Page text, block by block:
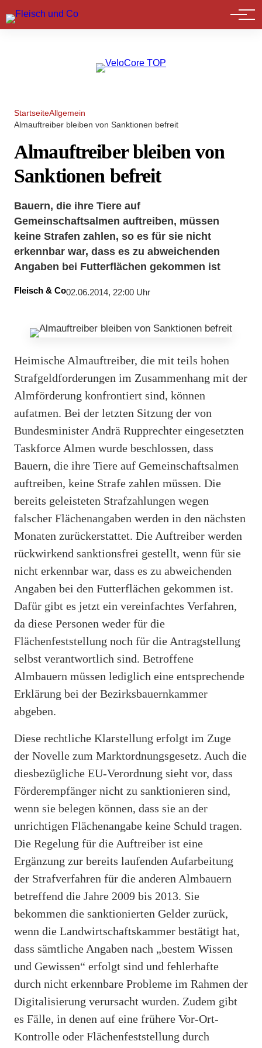
Marktführer
StartseiteAllgemein
Almauftreiber bleiben von Sanktionen befreit
Almauftreiber bleiben von
Sanktionen befreit
Bauern, die ihre Tiere auf
Gemeinschaftsalmen auftreiben, müssen
keine Strafen zahlen, so es für sie nicht
erkennbar war, dass es zu abweichenden
Angaben bei Futterflächen gekommen ist
Fleisch & Co02.06.2014, 22:00 Uhr
Heimische Almauftreiber, die mit teils hohen
Strafgeldforderungen im Zusammenhang mit der
Almförderung konfrontiert sind, können
aufatmen. Bei der letzten Sitzung der von
Bundesminister Andrä Rupprechter eingesetzten
Taskforce Almen wurde beschlossen, dass
Bauern, die ihre Tiere auf Gemeinschaftsalmen
auftreiben, keine Strafe zahlen müssen. Die
bereits geleisteten Strafzahlungen wegen
falscher Flächenangaben werden in den nächsten
Monaten zurückerstattet. Die Auftreiber werden
rückwirkend sanktionsfrei gestellt, wenn für sie
nicht erkennbar war, dass es zu abweichenden
Angaben bei den Futterflächen gekommen ist.
Dafür gibt es jetzt ein vereinfachtes Verfahren,
da diese Personen weder für die
Flächenfeststellung noch für die Antragstellung
selbst verantwortlich sind. Betroffene
Almbauern müssen lediglich eine entsprechende
Erklärung bei der Bezirksbauernkammer
abgeben.
Diese rechtliche Klarstellung erfolgt im Zuge
der Novelle zum Marktordnungsgesetz. Auch die
diesbezügliche EU-Verordnung sieht vor, dass
Förderempfänger nicht zu sanktionieren sind,
wenn sie belegen können, dass sie an der
unrichtigen Flächenangabe keine Schuld tragen.
Die Regelung für die Auftreiber ist eine
Ergänzung zur bereits laufenden Aufarbeitung
der Strafverfahren für die anderen Almbauern
betreffend die Jahre 2009 bis 2013. Sie
bekommen die sanktionierten Gelder zurück,
wenn die Landwirtschaftskammer bestätigt hat,
dass sämtliche Angaben nach „bestem Wissen
und Gewissen“ erfolgt sind und fehlerhafte
durch nicht erkennbare Probleme im Rahmen der
Digitalisierung verursacht wurden. Zudem gibt
es Fälle, in denen auf eine frühere Vor-Ort-
Kontrolle oder Flächenfeststellung durch